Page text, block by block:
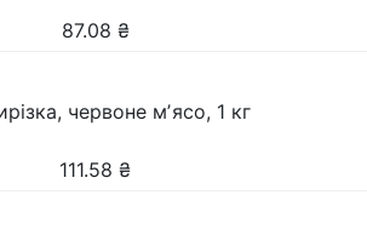
87.08 ₴
червоне мʼясо, 1 кг
111.58 ₴